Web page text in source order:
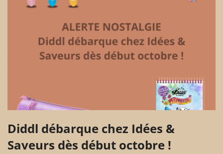
Diddl débarque chez Idées &
Saveurs dès début octobre !